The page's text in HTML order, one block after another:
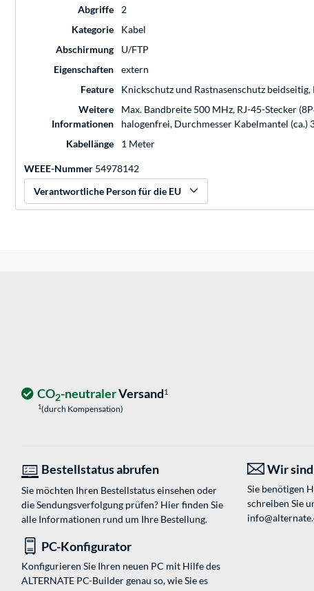
Abgriffe
2
Kategorie
Kabel
Abschirmung
U/FTP
Eigenschaften
extern
Feature
Knickschutz und Rastnasenschutz
Weitere
Informationen
Max. Bandbreite 500 MHz, RJ-45-Stecker
halogenfrei, Durchmesser Kabelmantel (ca.)
Kabellänge
1 Meter
WEEE-Nummer 54978142
Verantwortliche Person für die EU
CO2-neutralerVersand1
1(durch Kompensation)
Bestellstatus abrufen
Sie möchten Ihren Bestellstatus einsehen oder
die Sendungsverfolgung prüfen? Hier finden Sie
alle Informationen rund um Ihre Bestellung.
Wir
Sie benötigen
schreiben Sie
PC-Konfigurator
Konfigurieren Sie Ihren neuen PC mit Hilfe des
ALTERNATE PC-Builder genau so, wie Sie es